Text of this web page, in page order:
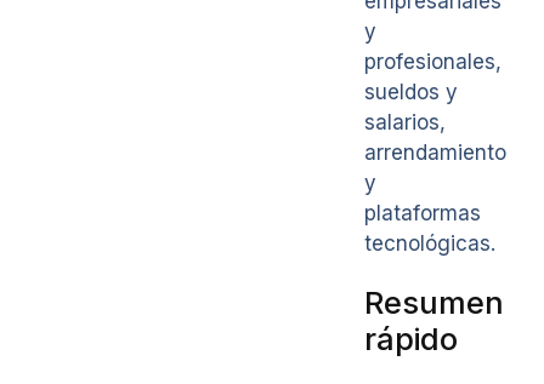
y
profesionales,
sueldos y
salarios,
arrendamiento
y
plataformas
tecnológicas.
Resumen
rápido